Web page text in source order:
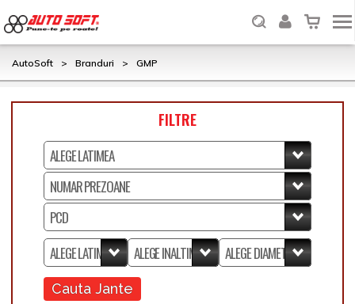
AutoSoft > Branduri > GMP
FILTRE
Cauta Jante